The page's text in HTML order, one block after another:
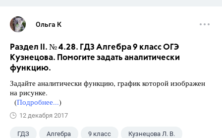
Ольга К
Раздел II. № 4.28. ГДЗ Алгебра 9 класс ОГЭ
Кузнецова. Помогите задать аналитически
функцию.
Задайте аналитически функцию, график которой изображен
на рисунке.
(Подробнее...)
12 декабря 2017
ГДЗ Алгебра 9 класс Кузнецова Л. В.